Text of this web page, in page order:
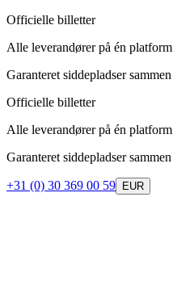
Officielle billetter
Alle leverandører på én platform
Garanteret siddepladser sammen
Officielle billetter
Alle leverandører på én platform
Garanteret siddepladser sammen
+31 (0) 30 369 00 59 EUR